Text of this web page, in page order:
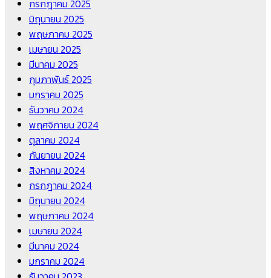
กรกฎาคม 2025
มิถุนายน 2025
พฤษภาคม 2025
เมษายน 2025
มีนาคม 2025
กุมภาพันธ์ 2025
มกราคม 2025
ธันวาคม 2024
พฤศจิกายน 2024
ตุลาคม 2024
กันยายน 2024
สิงหาคม 2024
กรกฎาคม 2024
มิถุนายน 2024
พฤษภาคม 2024
เมษายน 2024
มีนาคม 2024
มกราคม 2024